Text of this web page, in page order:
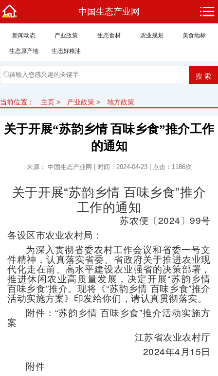
中国生态产业网
新闻动态 产业政策 生态食材 农业规划 美食地标
生态原产地 生态好粮油
当前位置： 主页 > 产业政策 > 地方政策
关于开展“苏韵乡情 百味乡食”推介工作
的通知
来源： 中国生态产业网 | 时间：2024-04-23 | 点击： 1186次
关于开展“苏韵乡情 百味乡食”推介
工作的通知
苏农便〔2024〕99号
各设区市农业农村局：
为深入贯彻省委农村工作会议和省委一号文
件精神，认真落实省委、省政府关于推进农业现
代化走在前、高水平建设农业强省的决策部署，
推进休闲农业高质量发展，决定开展“苏韵乡情
百味乡食”推介。现将《“苏韵乡情 百味乡食”推介
活动实施方案》印发给你们，请认真贯彻落实。
附件：“苏韵乡情 百味乡食”推介活动实施方
案
江苏省农业农村厅
2024年4月15日
附件